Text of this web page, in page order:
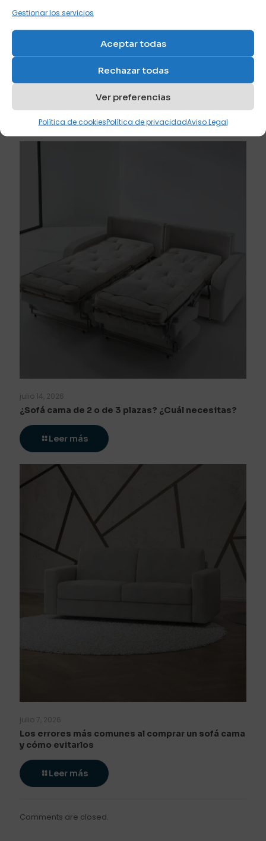
Gestionar los servicios
Aceptar todas
Rechazar todas
Ver preferencias
Política de cookiesPolítica de privacidadAviso Legal
Los mejores colores para comprar un sofá cama si
buscas amplitud visual
julio 14, 2026
¿Sofá cama de 2 o de 3 plazas? ¿Cuál necesitas?
Leer más
julio 7, 2026
Los errores más comunes al comprar un sofá cama
y cómo evitarlos
Leer más
Comments are closed.